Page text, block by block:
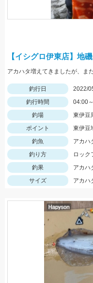
【イシグロ伊東店】地
釣行日
2022/
釣行時間
04:00
釣場
東伊豆
ポイント
東伊豆
釣魚
アカハ
釣り方
ロック
釣果
アカハ
サイズ
アカハ